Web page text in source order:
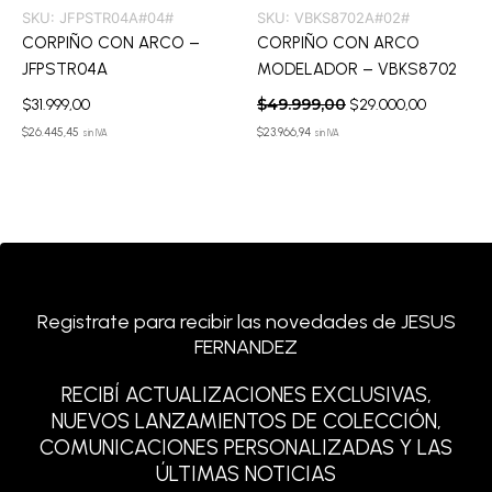
SKU: JFPSTR04A#04#
CORPIÑO CON ARCO –
JFPSTR04A
$31.999,00
$26.445,45 sin IVA
SKU: VBKS8702A#02#
CORPIÑO CON ARCO
MODELADOR – VBKS8702
$49.999,00 $29.000,00
$23.966,94 sin IVA
Registrate para recibir las novedades de JESUS
FERNANDEZ
RECIBÍ ACTUALIZACIONES EXCLUSIVAS,
NUEVOS LANZAMIENTOS DE COLECCIÓN,
COMUNICACIONES PERSONALIZADAS Y LAS
ÚLTIMAS NOTICIAS